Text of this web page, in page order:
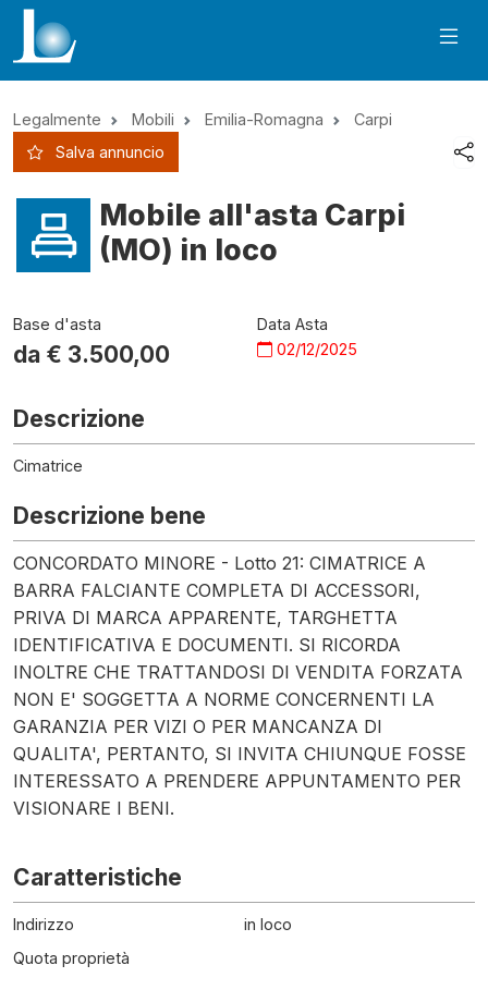
Legalmente Mobili Emilia-Romagna
Carpi
Salva annuncio
Mobile all'asta Carpi
(MO) in loco
Base d'asta
da € 3.500,00
Data Asta
02/12/2025
Descrizione
Cimatrice
Descrizione bene
CONCORDATO MINORE - Lotto 21: CIMATRICE A
BARRA FALCIANTE COMPLETA DI ACCESSORI,
PRIVA DI MARCA APPARENTE, TARGHETTA
IDENTIFICATIVA E DOCUMENTI. SI RICORDA
INOLTRE CHE TRATTANDOSI DI VENDITA FORZATA
NON E' SOGGETTA A NORME CONCERNENTI LA
GARANZIA PER VIZI O PER MANCANZA DI
QUALITA', PERTANTO, SI INVITA CHIUNQUE FOSSE
INTERESSATO A PRENDERE APPUNTAMENTO PER
VISIONARE I BENI.
Caratteristiche
Indirizzo
in loco
Quota proprietà